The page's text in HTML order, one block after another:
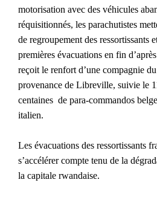
motorisation avec des véhicules
réquisitionnés, les parachutistes
de regroupement des ressortissants
premières évacuations en fin
reçoit le renfort d’une compagnie
provenance de Libreville, suivie le
centaines de para-commandos
italien.
Les évacuations des ressortissants
s’accélérer compte tenu de la
la capitale rwandaise.